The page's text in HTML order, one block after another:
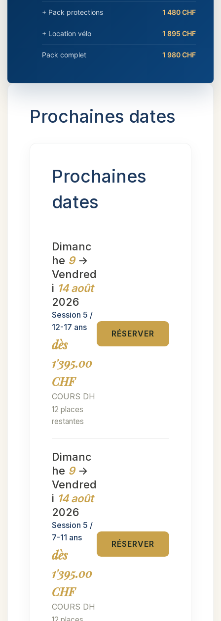
Prochaines dates
Prochaines
dates
Dimanc
he 9→
Vendred
i 14 août
2026
Session 5 /
12-17 ans
dès
1'395.00
CHF
COURS DH
12 places
restantes
RÉSERVER
Dimanc
he 9→
Vendred
i 14 août
2026
Session 5 /
7-11 ans
dès
1'395.00
CHF
COURS DH
RÉSERVER
+ Pack protections 1 480 CHF
+ Location vélo 1 895 CHF
Pack complet 1 980 CHF